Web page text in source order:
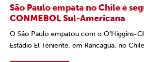
São Paulo empata no Chile e
CONMEBOL Sul-Americana
O São Paulo empatou com o O’Higgins-
Estádio El Teniente, em Rancagua, no